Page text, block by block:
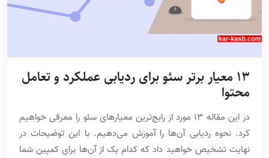
13 معیار برتر سئو برای ردیابی عملکرد و تعامل
محتوا
در این مقاله 13 مورد از رایج‌ترین معیارهای سئو را معرفی خواهیم
کرد. نحوه ردیابی آن‌ها را آموزش می‌دهیم. با این توضیحات در
نهایت تشخیص خواهید داد که کدام یک از آن‌ها برای کمپین شما